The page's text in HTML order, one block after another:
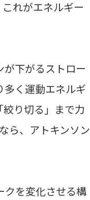
れがエネルギー
下がるストロー
多く運動エネルギ
り切る」まで力
ら、アトキンソン
クを変化させる構